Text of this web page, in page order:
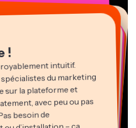
!
intuitif.
du marketing
sur la plateforme et
avec peu ou pas
besoin de